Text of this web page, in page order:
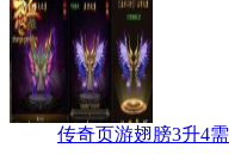
传奇页游翅膀3升4需